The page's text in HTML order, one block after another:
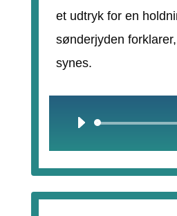
et udtryk for en
sønderjyden
synes.